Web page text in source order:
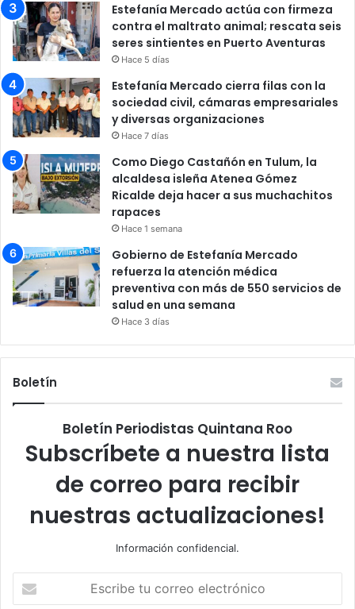
Estefanía Mercado actúa con firmeza
contra el maltrato animal; rescata seis
seres sintientes en Puerto Aventuras
Hace 5 días
Estefanía Mercado cierra filas con la
sociedad civil, cámaras empresariales
y diversas organizaciones
Hace 7 días
Como Diego Castañón en Tulum, la
alcaldesa isleña Atenea Gómez
Ricalde deja hacer a sus muchachitos
rapaces
Hace 1 semana
Gobierno de Estefanía Mercado
refuerza la atención médica
preventiva con más de 550 servicios de
salud en una semana
Hace 3 días
Boletín
Boletín Periodistas Quintana Roo
Subscríbete a nuestra lista
de correo para recibir
nuestras actualizaciones!
Información confidencial.